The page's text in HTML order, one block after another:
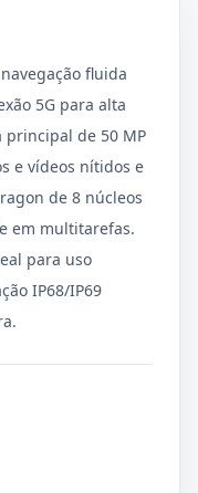
fluida
5G para alta
principal de 50 MP
e vídeos nítidos e
de 8 núcleos
em multitarefas.
para uso
IP68/IP69